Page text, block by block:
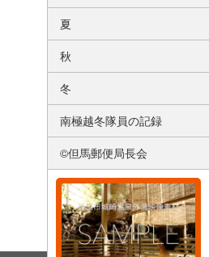
夏
秋
冬
南極越冬隊員の記録
©但馬郵便局長会